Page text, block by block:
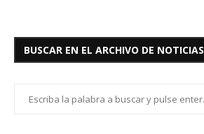
BUSCAR EN EL ARCHIVO DE NOTICIAS